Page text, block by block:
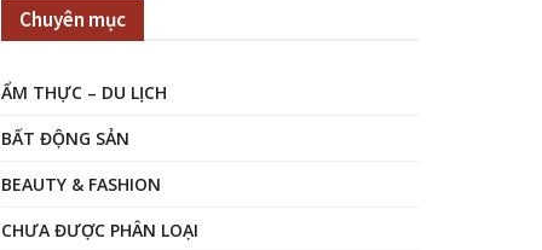
Chuyên mục
ẨM THỰC – DU LỊCH
BẤT ĐỘNG SẢN
BEAUTY & FASHION
CHƯA ĐƯỢC PHÂN LOẠI